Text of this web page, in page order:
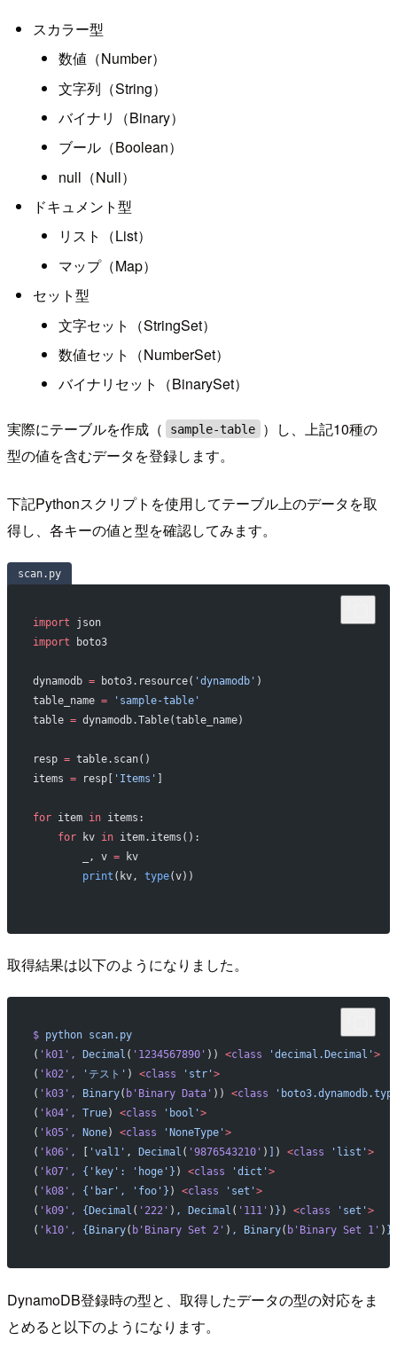
スカラー型
数値（Number）
文字列（String）
バイナリ（Binary）
ブール（Boolean）
null（Null）
ドキュメント型
リスト（List）
マップ（Map）
セット型
文字セット（StringSet）
数値セット（NumberSet）
バイナリセット（BinarySet）
実際にテーブルを作成（ sample-table
）し、上記10種の
型の値を含むデータを登録します。
下記Pythonスクリプトを使用してテーブル上のデータを取
得し、各キーの値と型を確認してみます。
scan.py
import json
import boto3
dynamodb = boto3.resource( 'dynamodb' )
table_name = 'sample-table'
table = dynamodb.Table(table_name)
resp = table.scan()
items = resp[ 'Items' ]
for item in items:
    for
kv in item.items():
        _, v
= kv
        print
(kv, type(v))
取得結果は以下のようになりました。
$ python scan.py
( 'k01' , Decimal ( '1234567890' )) <class 'decimal.Decimal' >
( 'k02' , 'テスト' ) <class 'str' >
( 'k03' , Binary( b'Binary Data' )) <class
( 'k04' , True) <class 'bool' >
( 'k05' , None) <class 'NoneType' >
( 'k06' , 'val1' , Decimal ( '9876543210' ) ) <class 'list' >
( 'k07' , {'key': 'hoge'} ) <class 'dict' >
( 'k08' , {'bar', 'foo'} ) <class 'set' >
( 'k09' , {Decimal ( '222' ) , Decimal ( '111' ) } ) <class 'set' >
( 'k10' , {Binary( b'Binary Set 2' ) , Binary( b'Binary Set 1' ) }
DynamoDB登録時の型と、取得したデータの型の対応をま
とめると以下のようになります。